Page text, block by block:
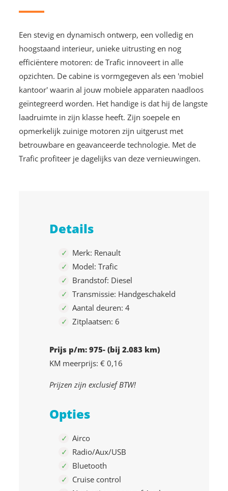
Een stevig en dynamisch ontwerp, een volledig en
hoogstaand interieur, unieke uitrusting en nog
efficiëntere motoren: de Trafic innoveert in alle
opzichten. De cabine is vormgegeven als een 'mobiel
kantoor' waarin al jouw mobiele apparaten naadloos
geïntegreerd worden. Het handige is dat hij de langste
laadruimte in zijn klasse heeft. Zijn soepele en
opmerkelijk zuinige motoren zijn uitgerust met
betrouwbare en geavanceerde technologie. Met de
Trafic profiteer je dagelijks van deze vernieuwingen.
Details
Merk: Renault
Model: Trafic
Brandstof: Diesel
Transmissie: Handgeschakeld
Aantal deuren: 4
Zitplaatsen: 6
Prijs p/m: 975- (bij 2.083 km)
KM meerprijs: € 0,16
Prijzen zijn exclusief BTW!
Opties
Airco
Radio/Aux/USB
Bluetooth
Cruise control